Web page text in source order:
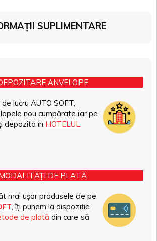
SUPLIMENTARE
ANVELOPE
lucru AUTO SOFT,
nou cumpărate iar pe
depozita în HOTELUL
DE PLATĂ
mai ușor produsele de pe
, îți punem la dispoziție
de plată din care să